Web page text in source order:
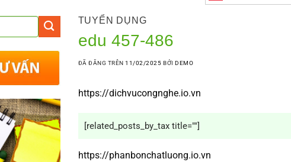
TUYỂN DỤNG
edu 457-486
ĐÃ ĐĂNG TRÊN11/02/2025 BỞIDEMO
https://dichvucongnghe.io.vn
[related_posts_by_tax title=""]
https://phanbonchatluong.io.vn